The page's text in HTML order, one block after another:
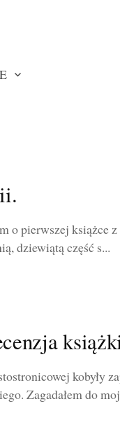
o pierwszej
dziewiątą część s...
kobyły
Zagadałem do